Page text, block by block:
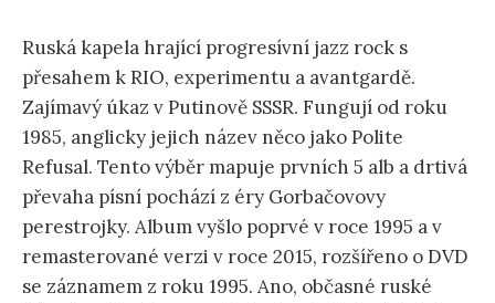
Ruská kapela hrající progresívní jazz rock s
přesahem k RIO, experimentu a avantgardě.
Zajímavý úkaz v Putinově SSSR. Fungují od roku
1985, anglicky jejich název něco jako Polite
Refusal. Tento výběr mapuje prvních 5 alb a drtivá
převaha písní pochází z éry Gorbačovovy
perestrojky. Album vyšlo poprvé v roce 1995 a v
remasterované verzi v roce 2015, rozšířeno o DVD
se záznamem z roku 1995. Ano, občasné ruské